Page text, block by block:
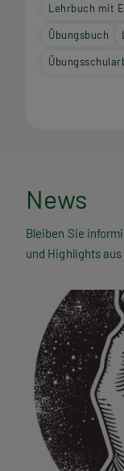
Lehrbuch mit
Übungsbuch
N
e
w
News
Bleiben Sie
und Highlights